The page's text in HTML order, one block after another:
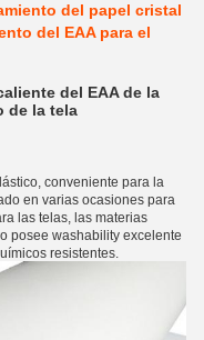
del papel cristal
del EAA para el
del EAA de la
de la tela
conveniente para la
en varias ocasiones para
las telas, las materias
posee washability excelente
resistentes.